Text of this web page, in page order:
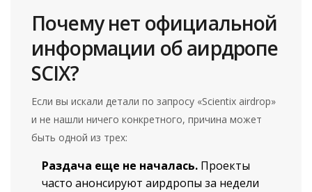
Почему нет официальной
информации об аирдропе
SCIX?
Если вы искали детали по запросу «Scientix airdrop»
и не нашли ничего конкретного, причина может
быть одной из трех:
Раздача еще не началась. Проекты
часто анонсируют аирдропы за недели